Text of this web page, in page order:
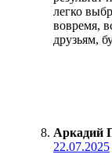
легко
вовремя,
друзьям,
Аркадий
22.07.2025